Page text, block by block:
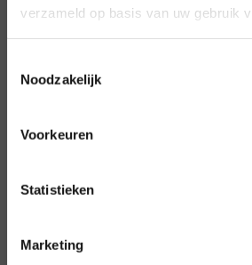
verzameld op basis van uw gebruik
Noodzakelijk
Voorkeuren
Statistieken
Marketing
vo blog
Schrijfster Cindy Paul vertelt waarom
Mail deze pagina